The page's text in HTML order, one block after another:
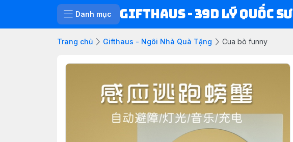
Danh mục Gifthaus - 39D Lý Quốc Sư
Trang chủ Gifthaus - Ngôi Nhà Quà Tặng Cua bò funny